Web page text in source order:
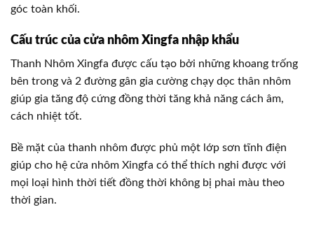
góc toàn khối.
Cấu trúc của cửa nhôm Xingfa nhập khẩu
Thanh Nhôm Xingfa được cấu tạo bởi những khoang trống
bên trong và 2 đường gân gia cường chạy dọc thân nhôm
giúp gia tăng độ cứng đồng thời tăng khả năng cách âm,
cách nhiệt tốt.
Bề mặt của thanh nhôm được phủ một lớp sơn tĩnh điện
giúp cho hệ cửa nhôm Xingfa có thể thích nghi được với
mọi loại hình thời tiết đồng thời không bị phai màu theo
thời gian.